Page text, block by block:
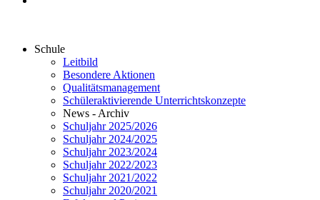
Schule
Leitbild
Besondere Aktionen
Qualitätsmanagement
Schüleraktivierende Unterrichtskonzepte
News - Archiv
Schuljahr 2025/2026
Schuljahr 2024/2025
Schuljahr 2023/2024
Schuljahr 2022/2023
Schuljahr 2021/2022
Schuljahr 2020/2021